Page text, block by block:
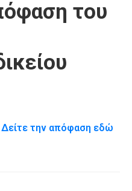
του
Δείτε την απόφαση εδώ